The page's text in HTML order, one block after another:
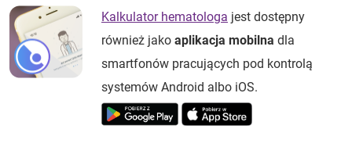
Kalkulator hematologa jest dostępny
również jako aplikacja mobilna dla
smartfonów pracujących pod kontrolą
systemów Android albo iOS.